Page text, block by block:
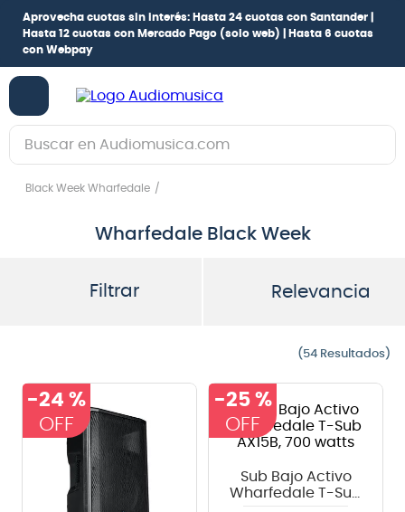
Aprovecha cuotas sin interés: Hasta 24 cuotas con Santander |
Hasta 12 cuotas con Mercado Pago (solo web) |
Hasta 6 cuotas
con Webpay
Buscar en Audiomusica.com
Black Week Wharfedale
Wharfedale Black Week
Filtrar Relevancia
54
-24 % -25 %
Sub Bajo Activo
Wharfedale T-Sub
TÉRMINOS MÁS BUSCADOS
7.
teclado
bateria
micrófono
violin